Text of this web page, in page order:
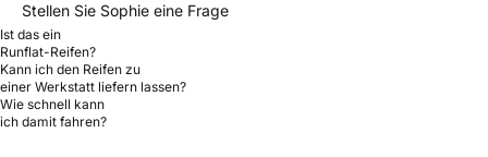
Stellen Sie Sophie eine Frage
Ist das ein
Runflat-Reifen?
Kann ich den Reifen zu
einer Werkstatt liefern lassen?
Wie schnell kann
ich damit fahren?